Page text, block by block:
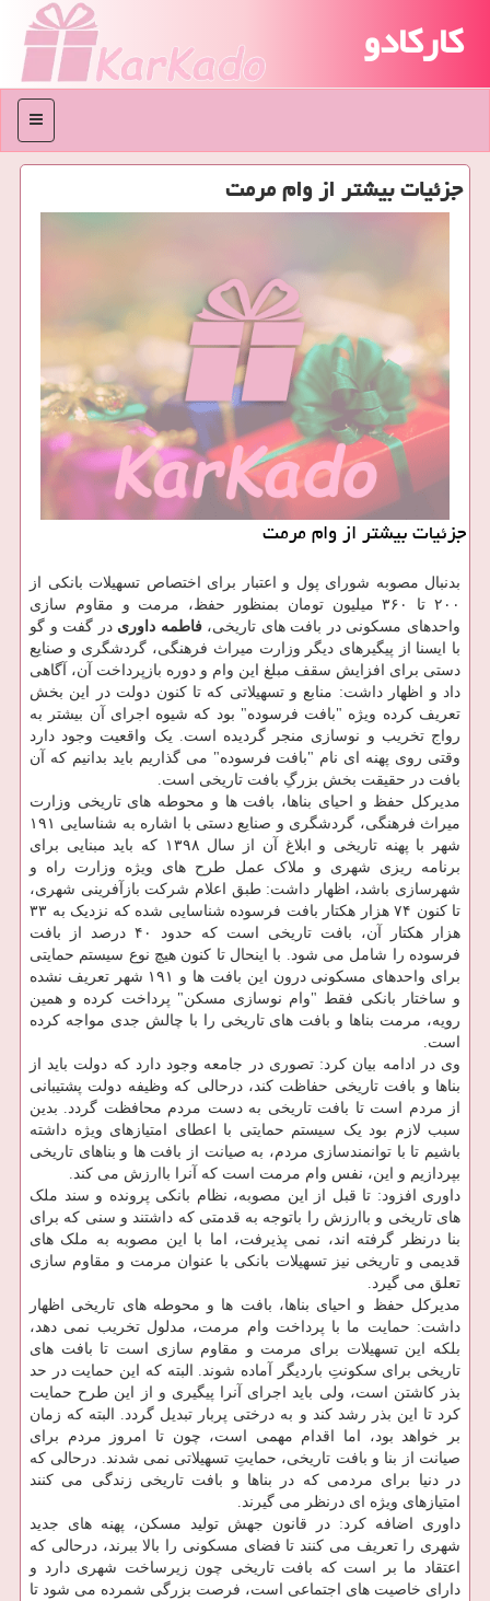
کارکادو
منو
جزئیات بیشتر از وام مرمت
جزئیات بیشتر از وام مرمت
بدنبال مصوبه شورای پول و اعتبار برای اختصاص تسهیلات بانکی از
۲۰۰ تا ۳۶۰ میلیون تومان بمنظور حفظ، مرمت و مقاوم سازی
واحدهای مسکونی در بافت های تاریخی،فاطمه داوری در گفت و گو
با ایسنا از پیگیرهای دیگر وزارت میراث فرهنگی، گردشگری و صنایع
دستی برای افزایش سقف مبلغ این وام و دوره بازپرداخت آن، آگاهی
داد و اظهار داشت: منابع و تسهیلاتی که تا کنون دولت در این بخش
تعریف کرده ویژه "بافت فرسوده" بود که شیوه اجرای آن بیشتر به
رواج تخریب و نوسازی منجر گردیده است. یک واقعیت وجود دارد
وقتی روی پهنه ای نام "بافت فرسوده" می گذاریم باید بدانیم که آن
بافت در حقیقت بخش بزرگِ بافت تاریخی است.
مدیرکل حفظ و احیای بناها، بافت ها و محوطه های تاریخی وزارت
میراث فرهنگی، گردشگری و صنایع دستی با اشاره به شناسایی ۱۹۱
شهر با پهنه تاریخی و ابلاغ آن از سال ۱۳۹۸ که باید مبنایی برای
برنامه ریزی شهری و ملاک عمل طرح های ویژه وزارت راه و
شهرسازی باشد، اظهار داشت: طبق اعلام شرکت بازآفرینی شهری،
تا کنون ۷۴ هزار هکتار بافت فرسوده شناسایی شده که نزدیک به ۳۳
هزار هکتار آن، بافت تاریخی است که حدود ۴۰ درصد از بافت
فرسوده را شامل می شود. با اینحال تا کنون هیچ نوع سیستم حمایتی
برای واحدهای مسکونی درون این بافت ها و ۱۹۱ شهر تعریف نشده
و ساختار بانکی فقط "وام نوسازی مسکن" پرداخت کرده و همین
رویه، مرمت بناها و بافت های تاریخی را با چالش جدی مواجه کرده
است.
وی در ادامه بیان کرد: تصوری در جامعه وجود دارد که دولت باید از
بناها و بافت تاریخی حفاظت کند، درحالی که وظیفه دولت پشتیبانی
از مردم است تا بافت تاریخی به دست مردم محافظت گردد. بدین
سبب لازم بود یک سیستم حمایتی با اعطای امتیازهای ویژه داشته
باشیم تا با توانمندسازی مردم، به صیانت از بافت ها و بناهای تاریخی
بپردازیم و این، نفس وام مرمت است که آنرا باارزش می کند.
داوری افزود: تا قبل از این مصوبه، نظام بانکی پرونده و سند ملک
های تاریخی و باارزش را باتوجه به قدمتی که داشتند و سنی که برای
بنا درنظر گرفته اند، نمی پذیرفت، اما با این مصوبه به ملک های
قدیمی و تاریخی نیز تسهیلات بانکی با عنوان مرمت و مقاوم سازی
تعلق می گیرد.
مدیرکل حفظ و احیای بناها، بافت ها و محوطه های تاریخی اظهار
داشت: حمایت ما با پرداخت وام مرمت، مدلول تخریب نمی دهد،
بلکه این تسهیلات برای مرمت و مقاوم سازی است تا بافت های
تاریخی برای سکونتِ باردیگر آماده شوند. البته که این حمایت در حد
بذر کاشتن است، ولی باید اجرای آنرا پیگیری و از این طرح حمایت
کرد تا این بذر رشد کند و به درختی پربار تبدیل گردد. البته که زمان
بر خواهد بود، اما اقدام مهمی است، چون تا امروز مردم برای
صیانت از بنا و بافت تاریخی، حمایتِ تسهیلاتی نمی شدند. درحالی که
در دنیا برای مردمی که در بناها و بافت تاریخی زندگی می کنند
امتیازهای ویژه ای درنظر می گیرند.
داوری اضافه کرد: در قانون جهش تولید مسکن، پهنه های جدید
شهری را تعریف می کنند تا فضای مسکونی را بالا ببرند، درحالی که
اعتقاد ما بر است که بافت تاریخی چون زیرساخت شهری دارد و
دارای خاصیت های اجتماعی است، فرصت بزرگی شمرده می شود تا